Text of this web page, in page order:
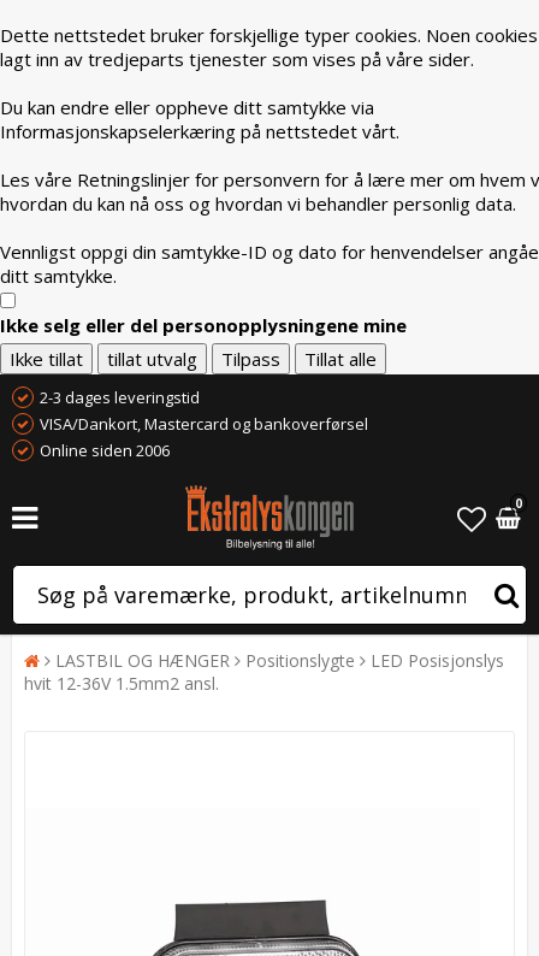
Dette nettstedet bruker forskjellige typer cookies. Noen
lagt inn av tredjeparts tjenester som vises på våre sider.
Du kan endre eller oppheve ditt samtykke via
Informasjonskapselerkæring på nettstedet vårt.
Les våre Retningslinjer for personvern for å lære mer om hvem
hvordan du kan nå oss og hvordan vi behandler personlig data.
Vennligst oppgi din samtykke-ID og dato for henvendelser
ditt samtykke.
Ikke selg eller del personopplysningene mine
Ikke tillat
tillat utvalg Tilpass Tillat alle
2-3 dages leveringstid
VISA/Dankort, Mastercard og bankoverførsel
Online siden 2006
0
LASTBIL OG HÆNGER Positionslygte
LED Posisjonslys
hvit 12-36V 1.5mm2 ansl.